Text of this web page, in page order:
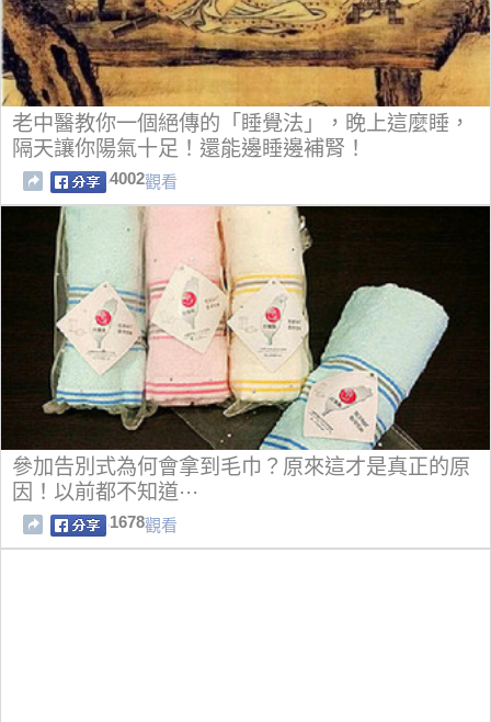
老中醫教你一個絕傳的「睡覺法」，晚上這麼睡，
隔天讓你陽氣十足！還能邊睡邊補腎！
4002觀看
參加告別式為何會拿到毛巾？原來這才是真正的原
因！以前都不知道···
1678觀看